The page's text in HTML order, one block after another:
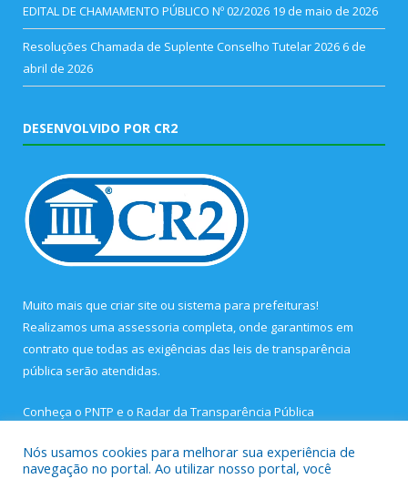
EDITAL DE CHAMAMENTO PÚBLICO Nº 02/2026 19 de maio de 2026
Resoluções Chamada de Suplente Conselho Tutelar 2026 6 de
abril de 2026
DESENVOLVIDO POR CR2
Muito mais que criar site ou sistema para prefeituras!
Realizamos uma assessoria completa, onde garantimos em
contrato que todas as exigências das leis de transparência
pública serão atendidas.
Conheça o PNTP e o Radar da Transparência Pública
Nós usamos cookies para melhorar sua experiência de
navegação no portal. Ao utilizar nosso portal, você